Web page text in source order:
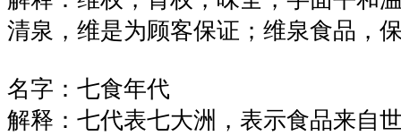
清泉，维是为顾客保证；维泉食品，
名字：七食年代
解释：七代表七大洲，表示食品来自